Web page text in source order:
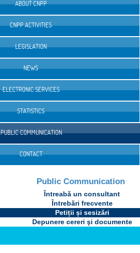
ABOUT CNPP
CNPP ACTIVITIES
LEGISLATION
NEWS
ELECTRONIC SERVICES
STATISTICS
PUBLIC COMMUNICATION
CONTACT
Public Communication
Întreabă un consultant
Întrebări frecvente
Petiții și sesizări
Depunere cereri şi documente